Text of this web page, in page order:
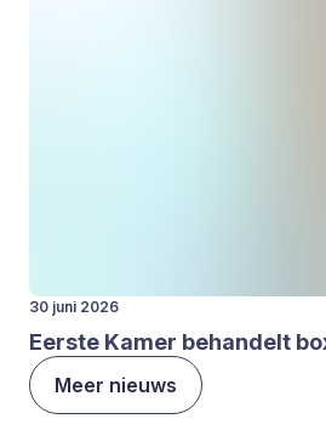
30 juni 2026
Eer­ste Kamer behan­delt
Meer nieuws